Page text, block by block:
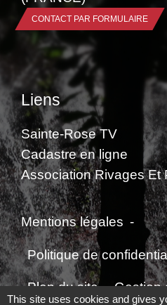
CONTACT PAR FORMULAIRE
Liens
Sainte-Rose TV
Cadastre en ligne
Association Rivages Et
Mentions légales -
Politique de
Plan du site - Gestion
This site uses cookies and gives